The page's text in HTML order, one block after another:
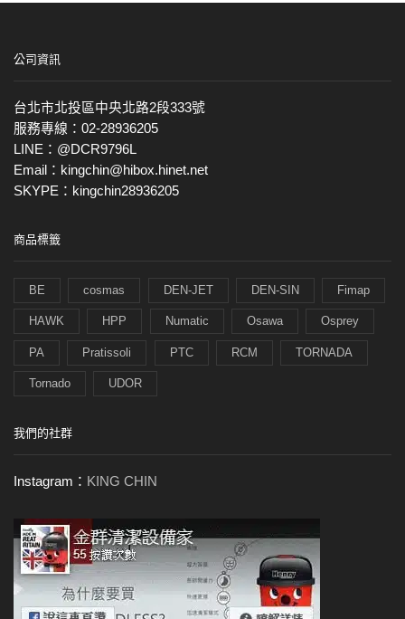
公司資訊
台北市北投區中央北路2段333號
服務專線：02-28936205
LINE：@DCR9796L
Email：kingchin@hibox.hinet.net
SKYPE：kingchin28936205
商品標籤
BE cosmas DEN-JET DEN-SIN Fimap
HAWK HPP Numatic Osawa Osprey
PA Pratissoli PTC RCM TORNADA
Tornado UDOR
我們的社群
Instagram： KING CHIN